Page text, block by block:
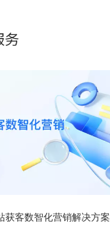
获客数智化营销解决方案